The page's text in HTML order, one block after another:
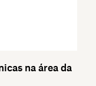
na área da